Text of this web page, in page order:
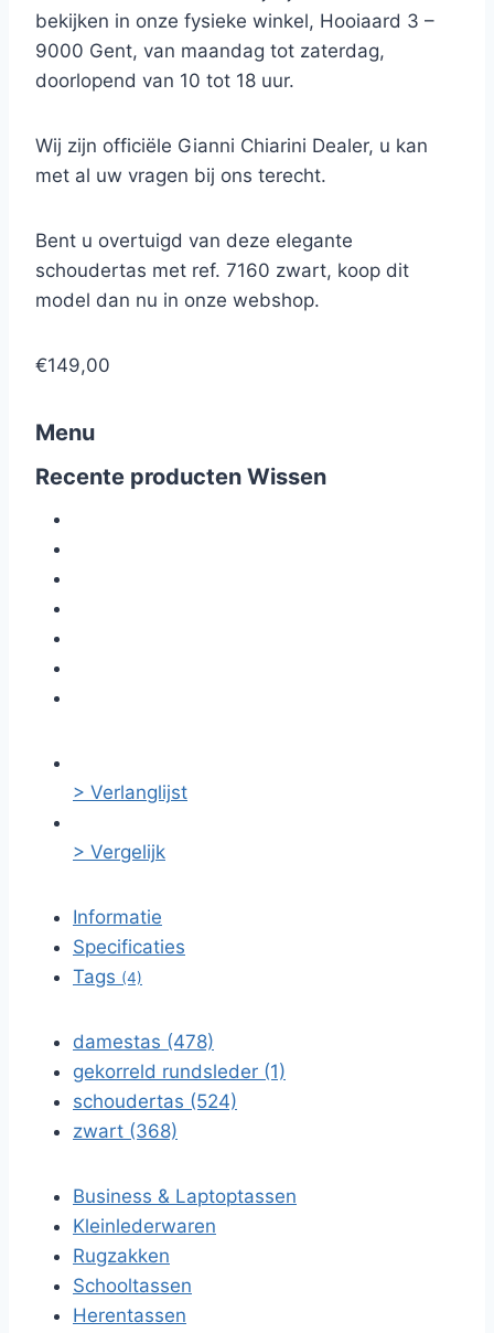
bekijken in onze fysieke winkel, Hooiaard 3 –
9000 Gent, van maandag tot zaterdag,
doorlopend van 10 tot 18 uur.
Wij zijn officiële Gianni Chiarini Dealer, u kan
met al uw vragen bij ons terecht.
Bent u overtuigd van deze elegante
schoudertas met ref. 7160 zwart, koop dit
model dan nu in onze webshop.
€149,00
Menu
Recente producten Wissen
> Verlanglijst
> Vergelijk
Informatie
Specificaties
Tags (4)
damestas (478)
gekorreld rundsleder (1)
schoudertas (524)
zwart (368)
Business & Laptoptassen
Kleinlederwaren
Rugzakken
Schooltassen
Herentassen